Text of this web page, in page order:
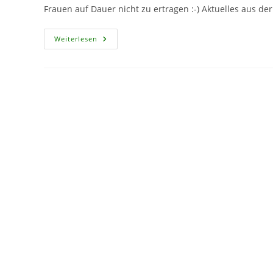
Frauen auf Dauer nicht zu ertragen :-) Aktuelles aus
Weiterlesen CF117
–